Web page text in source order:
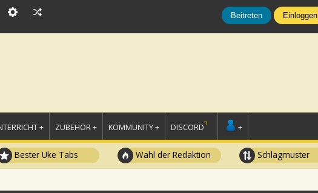
Beitreten Einloggen
+ ZUBEHÖR + KOMMUNITY + DISCORD +
Bester Uke Tabs Wahl der Redaktion Schlagmuster